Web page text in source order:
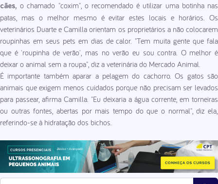
cães, o chamado "coxim", o recomendado é utilizar uma botinha nas
patas, mas o melhor mesmo é evitar estes locais e horários. Os
veterinários Duarte e Camilla orientam os proprietários a não colocarem
roupinhas em seus pets em dias de calor. "Tem muita gente que fala
que é 'roupinha de verão', mas no verão eu sou contra. O melhor é
deixar o animal sem a roupa", diz a veterinária do Mercado Animal.
É importante também aparar a pelagem do cachorro. Os gatos são
animais que exigem menos cuidados porque não precisam ser levados
para passear, afirma Camilla. "Eu deixaria a água corrente, em torneiras
ou outras fontes, abertas por mais tempo do que o normal", diz ela,
referindo-se à hidratação dos bichos.